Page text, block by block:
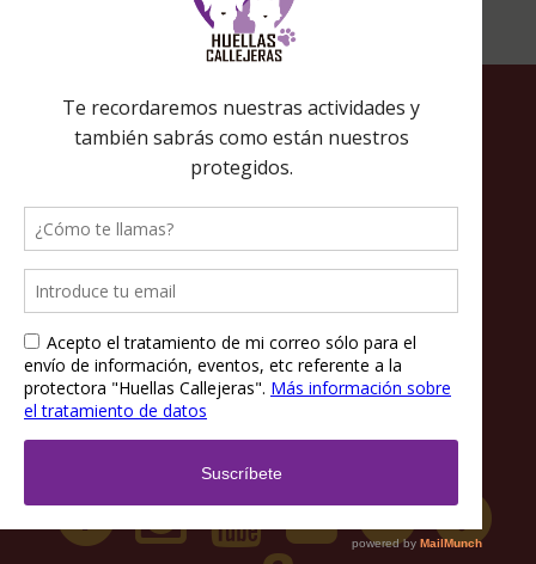
Política de privacidad